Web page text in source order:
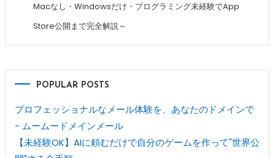
Macなし・Windowsだけ・プログラミング未経験でApp
Store公開まで完全解説～
POPULAR POSTS
プロフェッショナルなメール体験を、あなたのドメインで
- ムームードメインメール
【未経験OK】AIに頼むだけで自分のゲームを作って"世界公